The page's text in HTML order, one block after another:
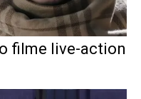
filme live-action